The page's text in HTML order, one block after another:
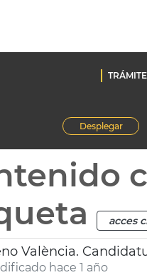
Desplegar
acces
València.
hace 1 año